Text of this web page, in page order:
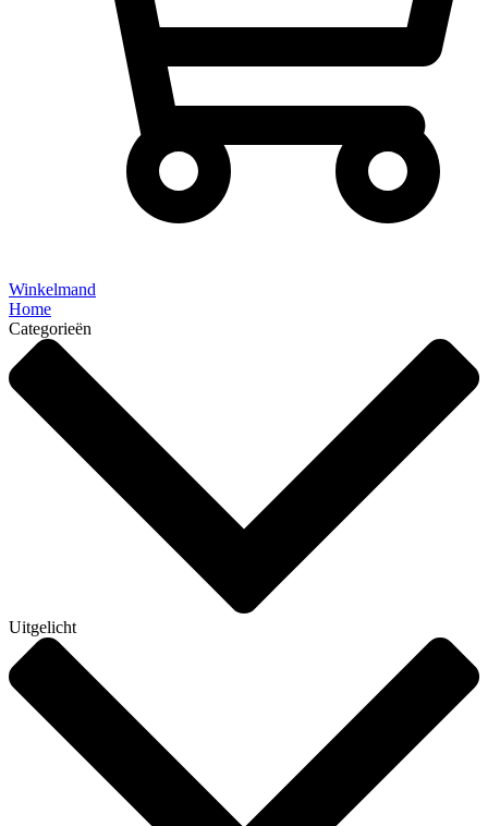
Winkelmand
Home
Categorieën
Uitgelicht